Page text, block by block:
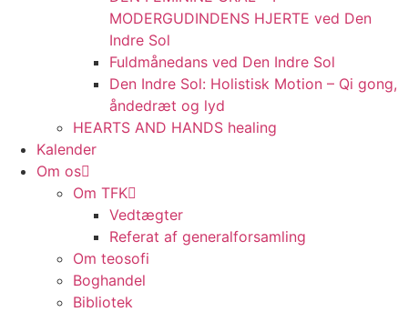
MODERGUDINDENS HJERTE ved Den
Indre Sol
Fuldmånedans ved Den Indre Sol
Den Indre Sol: Holistisk Motion – Qi gong,
åndedræt og lyd
HEARTS AND HANDS healing
Kalender
Om os
Om TFK
Vedtægter
Referat af generalforsamling
Om teosofi
Boghandel
Bibliotek